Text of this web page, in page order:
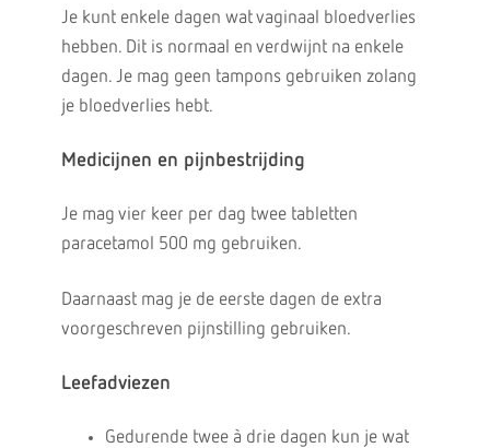
Je kunt enkele dagen wat vaginaal bloedverlies
hebben. Dit is normaal en verdwijnt na enkele
dagen. Je mag geen tampons gebruiken zolang
je bloedverlies hebt.
Medicijnen en pijnbestrijding
Je mag vier keer per dag twee tabletten
paracetamol 500 mg gebruiken.
Daarnaast mag je de eerste dagen de extra
voorgeschreven pijnstilling gebruiken.
Leefadviezen
Gedurende twee à drie dagen kun je wat